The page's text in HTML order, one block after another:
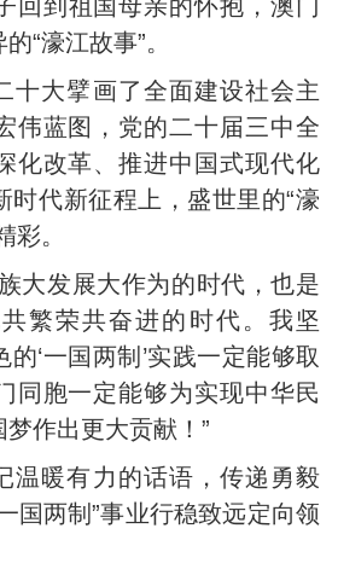
回到祖国母亲的怀抱，澳门
“濠江故事”。
十大擘画了全面建设社会主
伟蓝图，党的二十届三中全
化改革、推进中国式现代化
时代新征程上，盛世里的“濠
彩。
大发展大作为的时代，也是
繁荣共奋进的时代。我坚
‘一国两制’实践一定能够取
同胞一定能够为实现中华民
作出更大贡献！”
温暖有力的话语，传递勇毅
国两制”事业行稳致远定向领